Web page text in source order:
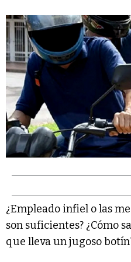
¿Empleado infiel o las
son suficientes? ¿Cómo
que lleva un jugoso